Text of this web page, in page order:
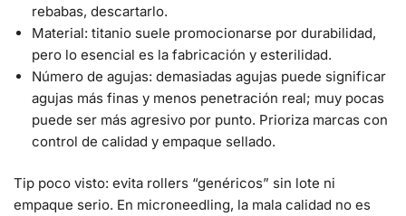
rebabas, descartarlo.
Material: titanio suele promocionarse por durabilidad,
pero lo esencial es la fabricación y esterilidad.
Número de agujas: demasiadas agujas puede significar
agujas más finas y menos penetración real; muy pocas
puede ser más agresivo por punto. Prioriza marcas con
control de calidad y empaque sellado.
Tip poco visto: evita rollers “genéricos” sin lote ni
empaque serio. En microneedling, la mala calidad no es